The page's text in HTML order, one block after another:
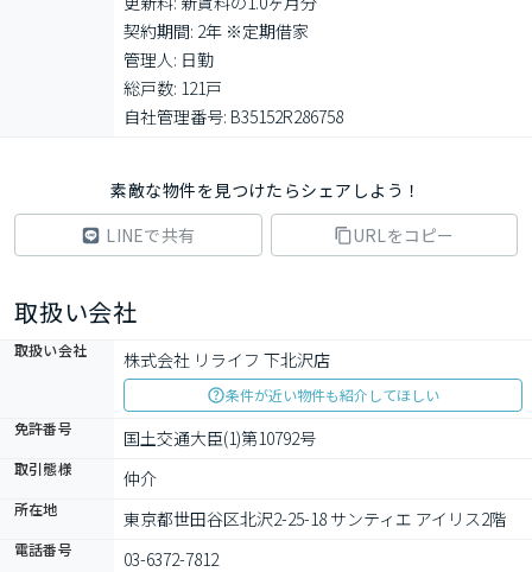
契約期間: 2年 ※定期借家
管理人: 日勤
総戸数: 121戸
自社管理番号: B35152R286758
素敵な物件を見つけたらシェアしよう！
LINEで共有
URLをコピー
取扱い会社
取扱い会社 株式会社 リライフ 下北沢店
条件が近い物件も紹介してほしい
免許番号
国土交通大臣(1)第10792号
取引態様 仲介
所在地 東京都世田谷区北沢2-25-18 サンティエ アイリス2階
電話番号 03-6372-7812